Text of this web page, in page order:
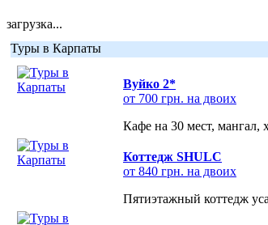
загрузка...
Туры в Карпаты
Вуйко 2*
от 700 грн. на двоих
Кафе на 30 мест, мангал,
Коттедж SHULC
от 840 грн. на двоих
Пятиэтажный коттедж